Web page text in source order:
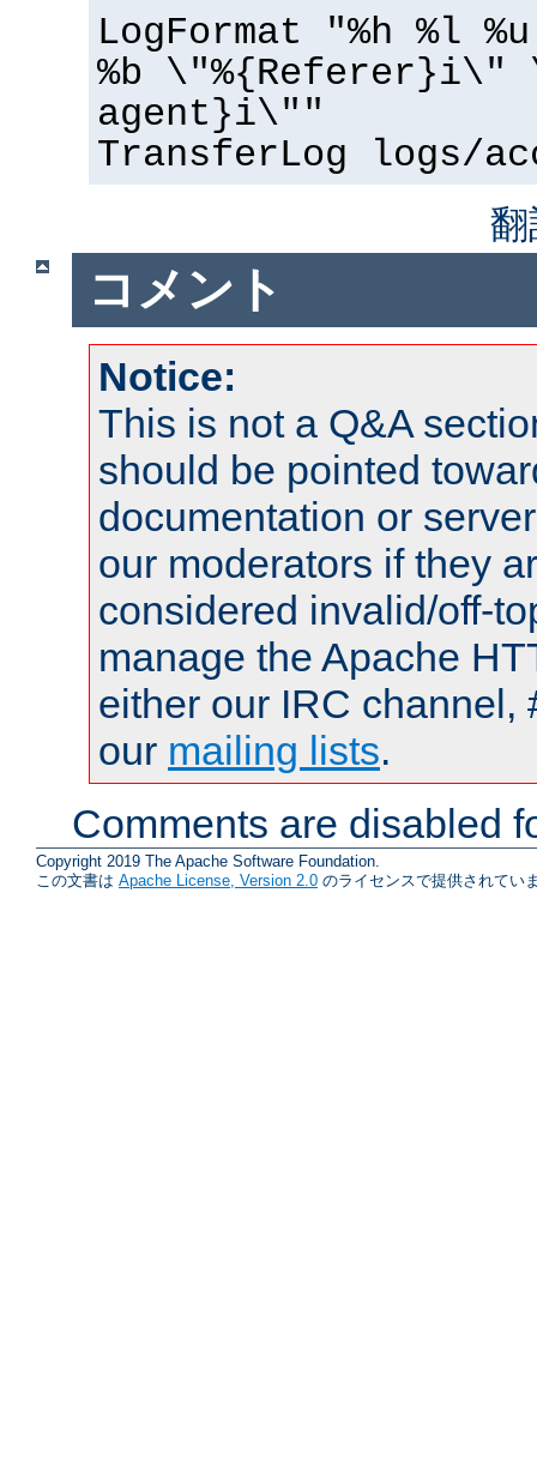
LogFormat "%h %l
%b \"%{Referer}i\"
agent}i\""
TransferLog logs/
コメント
Notice:
This is not a Q&A
should be pointed
documentation or
our moderators if they
considered invalid/off-
manage the Apache
either our IRC channel,
our mailing lists.
Comments are disabled
Copyright 2019 The Apache Software Foundation.
この文書は Apache License, Version 2.0 のライセンスで提供されてい